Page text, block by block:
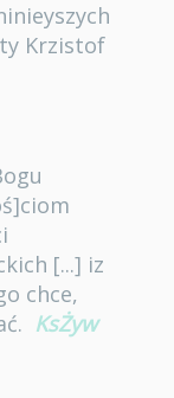
Krzistof
[...] iz
chce,
KsŻyw